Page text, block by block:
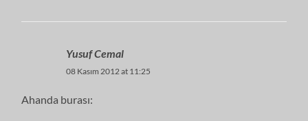
Yusuf Cemal
08 Kasım 2012 at 11:25
Ahanda burası: